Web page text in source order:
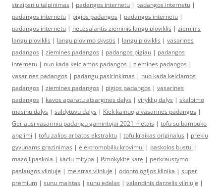
straipsniu talpinimas | padangos internetu | padangos internetu |
padangos internetu | pigios padangos | padangos internetu |
padangos internetu | neuzsalantis zieminis langu ploviklis | zieminis
langu ploviklis | langu plovimo skystis | langu ploviklis | vasarines
padangos | ziemines padangos | padangos pigiau | padangos
internetu | nuo kada keiciamos padangos | ziemines padangos |
vasarines padangos | padangu pasirinkimas | nuo kada keiciamos
padangos | ziemines padangos | pigios padangos | vasarines
padangos | kavos aparatu atsargines dalys | viryklių dalys | skalbimo
masinu dalys | saldytuvu dalys | Kiek kainuoja vasarines padangos |
Geriausi vasariniu padangu gamintojai 2021 metais | tofu su bambuko
anglimi | tofu zalios arbatos ekstraktu | tofu kraikas originalus | prekiu
gyvunams grazinimas | elektromobiliu krovimui | paskolos bustui |
mazoji paskola | kaciu mityba | išmokykite katę | perkraustymo
paslaugos vilniuje | meistras vilniuje | odontologijos klinika | super
premium | sunu maistas | sunu edalas | valandinis darzelis vilniuje |